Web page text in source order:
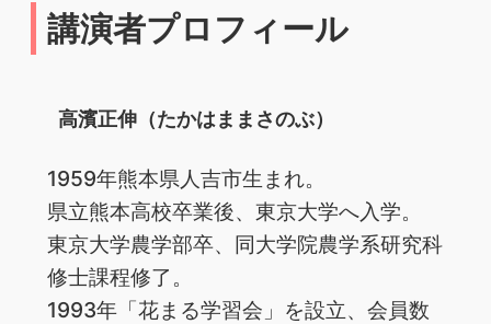
講演者プロフィール
高濱正伸（たかはままさのぶ）
1959年熊本県人吉市生まれ。
県立熊本高校卒業後、東京大学へ入学。
東京大学農学部卒、同大学院農学系研究科
修士課程修了。
1993年「花まる学習会」を設立、会員数